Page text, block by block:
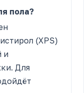
пола?
(XPS)
и
Для